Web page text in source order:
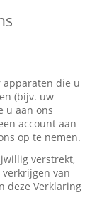
apparaten die u
(bijv. uw
u aan ons
account aan
op te nemen.
verstrekt,
van
deze Verklaring